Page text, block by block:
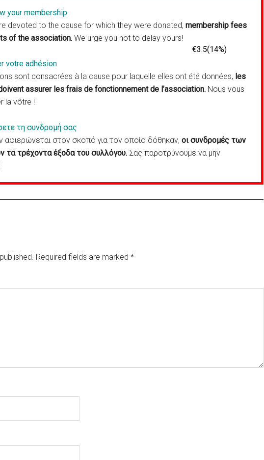
your membership
devoted to the cause for which they were donated, membership fees
of the association. We urge you not to delay yours!
votre adhésion
sont consacrées à la cause pour laquelle elles ont été données, les
assurer les frais de fonctionnement de l’association. Nous vous
la vôtre !
τη συνδρομή σας
στον σκοπό για τον οποίο δόθηκαν, οι συνδρομές των
τα τρέχοντα έξοδα του συλλόγου. Σας παροτρύνουμε να μην
Required fields are marked *